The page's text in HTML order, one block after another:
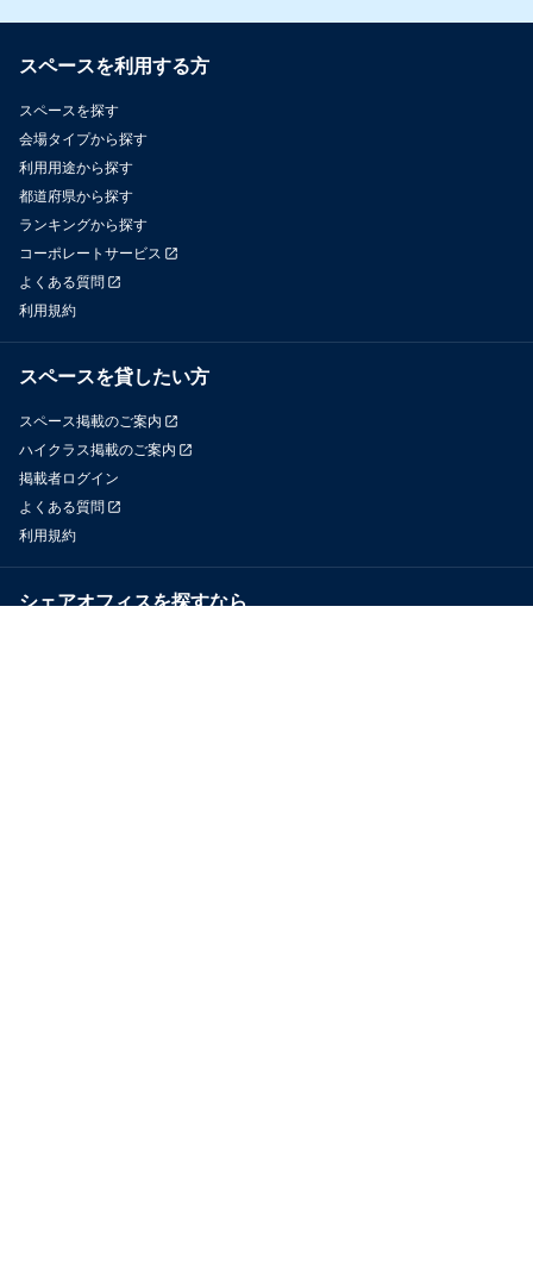
スペースを利用する方
スペースを探す
会場タイプから探す
利用用途から探す
都道府県から探す
ランキングから探す
コーポレートサービス
よくある質問
利用規約
スペースを貸したい方
スペース掲載のご案内
ハイクラス掲載のご案内
掲載者ログイン
よくある質問
利用規約
シェアオフィスを探すなら